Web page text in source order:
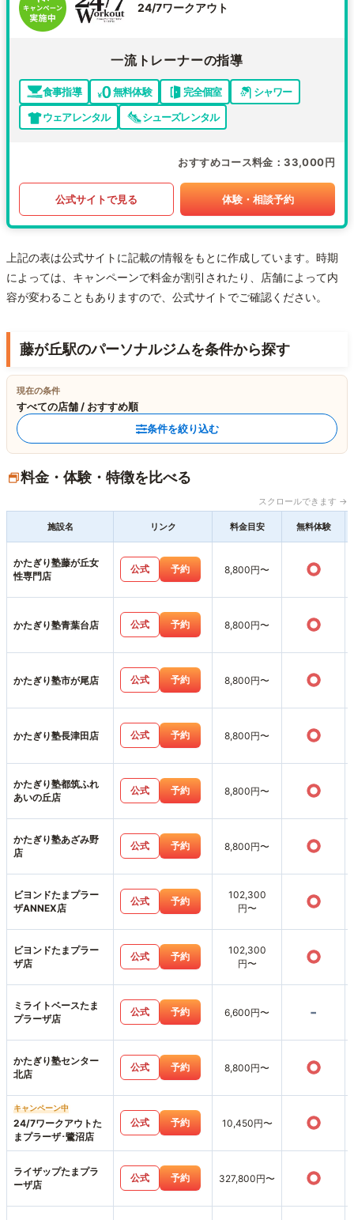
24/7ワークアウト
一流トレーナーの指導
食事指導 無料体験 完全個室
シャワー
ウェアレンタル
シューズレンタル
おすすめコース料金 33,000円
公式サイトで見る 体験・相談予約
上記の表は公式サイトに記載の情報をもとに作成しています。時期
によっては、キャンペーンで料金が割引されたり、店舗によって内
容が変わることもありますので、公式サイトでご確認ください。
藤が丘駅のパーソナルジムを条件から探す
現在の条件
すべての店舗 / おすすめ順
条件を絞り込む
料金・体験・特徴を比べる
スクロールできます →
施設名 リンク 料金目安 無料体験
かたぎり塾藤が丘女
性専門店
公式 予約 8,800円〜 ○
かたぎり塾青葉台店 公式 予約 8,800円〜 ○
かたぎり塾市が尾店 公式 予約 8,800円〜 ○
かたぎり塾長津田店 公式 予約 8,800円〜 ○
かたぎり塾都筑ふれ
あいの丘店
公式 予約 8,800円〜 ○
かたぎり塾あざみ野
店
公式 予約 8,800円〜 ○
ビヨンドたまプラー
ザANNEX店
公式 予約
102,300
円〜
○
ビヨンドたまプラー
ザ店
公式 予約
102,300
円〜
○
ミライトベースたま
プラーザ店
公式 予約 6,600円〜 -
かたぎり塾センター
北店
公式 予約 8,800円〜 ○
キャンペーン中
24/7ワークアウトた
まプラーザ･鷺沼店
公式 予約 10,450円〜 ○
ライザップたまプラ
ーザ店
公式 予約 327,800円〜 ○